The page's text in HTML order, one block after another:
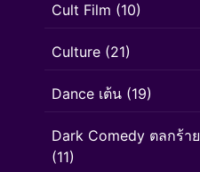
Cult Film (10)
Culture (21)
Dance เต้น (19)
Dark Comedy ตลกร้าย
(11)